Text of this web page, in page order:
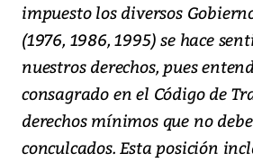
impuesto los diversos
(1976, 1986, 1995) se hace
nuestros derechos, pues
consagrado en el Código de
derechos mínimos que no
conculcados. Esta posición